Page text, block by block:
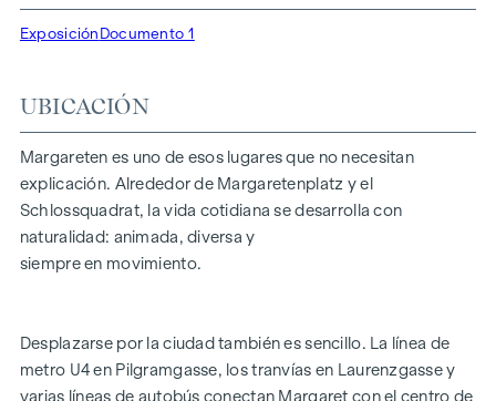
significa la vida en Viena.
20 exclusivos pisos de propiedad absoluta
Ático con vistas a Viena y acceso privado en ascensor
Espacios habitables de 37 a 200 m² | 2-5 habitaciones
Balcones, logias, terrazas y jardines
Concepto de jardín verde en el patio interior
Energía fotovoltaica y calefacción urbana
INSTALACIONES
Exposición Documento 1
UBICACIÓN
Margareten es uno de esos lugares que no necesitan
explicación. Alrededor de Margaretenplatz y el
Schlossquadrat, la vida cotidiana se desarrolla con
naturalidad: animada, diversa y
siempre en movimiento.
Desplazarse por la ciudad también es sencillo. La línea de
metro U4 en Pilgramgasse, los tranvías en Laurenzgasse y
varias líneas de autobús conectan Margaret con el centro de